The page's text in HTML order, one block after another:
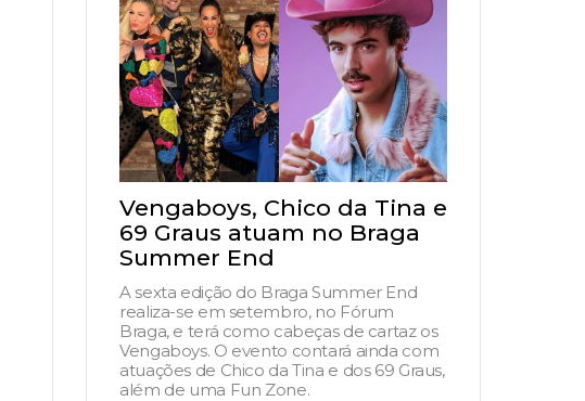
Vengaboys, Chico da Tina e
69 Graus atuam no Braga
Summer End
A sexta edição do Braga Summer End
realiza-se em setembro, no Fórum
Braga, e terá como cabeças de cartaz os
Vengaboys. O evento contará ainda com
atuações de Chico da Tina e dos 69 Graus,
além de uma Fun Zone.